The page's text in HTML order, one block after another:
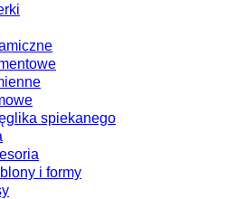
spiekanego
i formy